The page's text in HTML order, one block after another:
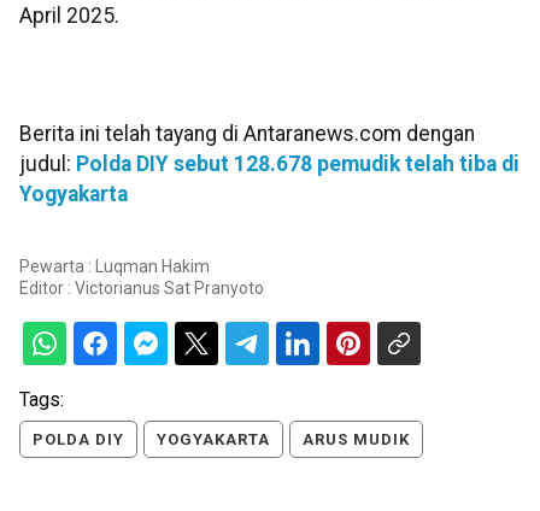
April 2025.
Berita ini telah tayang di Antaranews.com dengan
judul: Polda DIY sebut 128.678 pemudik telah tiba di
Yogyakarta
Pewarta : Luqman Hakim
Editor : Victorianus Sat Pranyoto
Tags:
POLDA DIY YOGYAKARTA ARUS MUDIK